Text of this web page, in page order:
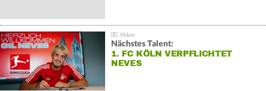
Nächstes Talent:
1. FC KÖLN VERPFLICHTET
NEVES